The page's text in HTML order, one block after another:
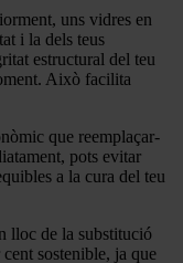
uns vidres en
i la dels teus
estructural del teu
Això facilita
que reemplaçar-
pots evitar
a la cura del teu
lloc de la substitució
sostenible, ja que